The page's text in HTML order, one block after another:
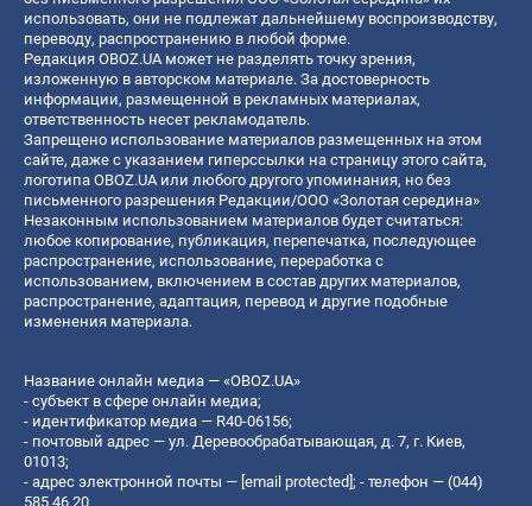
использовать, они не подлежат дальнейшему воспроизводству,
переводу, распространению в любой форме.
Редакция OBOZ.UA может не разделять точку зрения,
изложенную в авторском материале. За достоверность
информации, размещенной в рекламных материалах,
ответственность несет рекламодатель.
Запрещено использование материалов размещенных на этом
сайте, даже с указанием гиперссылки на страницу этого сайта,
логотипа OBOZ.UA или любого другого упоминания, но без
письменного разрешения Редакции/ООО «Золотая середина»
Незаконным использованием материалов будет считаться:
любое копирование, публикация, перепечатка, последующее
распространение, использование, переработка с
использованием, включением в состав других материалов,
распространение, адаптация, перевод и другие подобные
изменения материала.
Название онлайн медиа — «OBOZ.UA»
- субъект в сфере онлайн медиа;
- идентификатор медиа — R40-06156;
- почтовый адрес — ул. Деревообрабатывающая, д. 7, г. Киев,
01013;
- адрес электронной почты — [email protected] ; - телефон — (044)
585 46 20